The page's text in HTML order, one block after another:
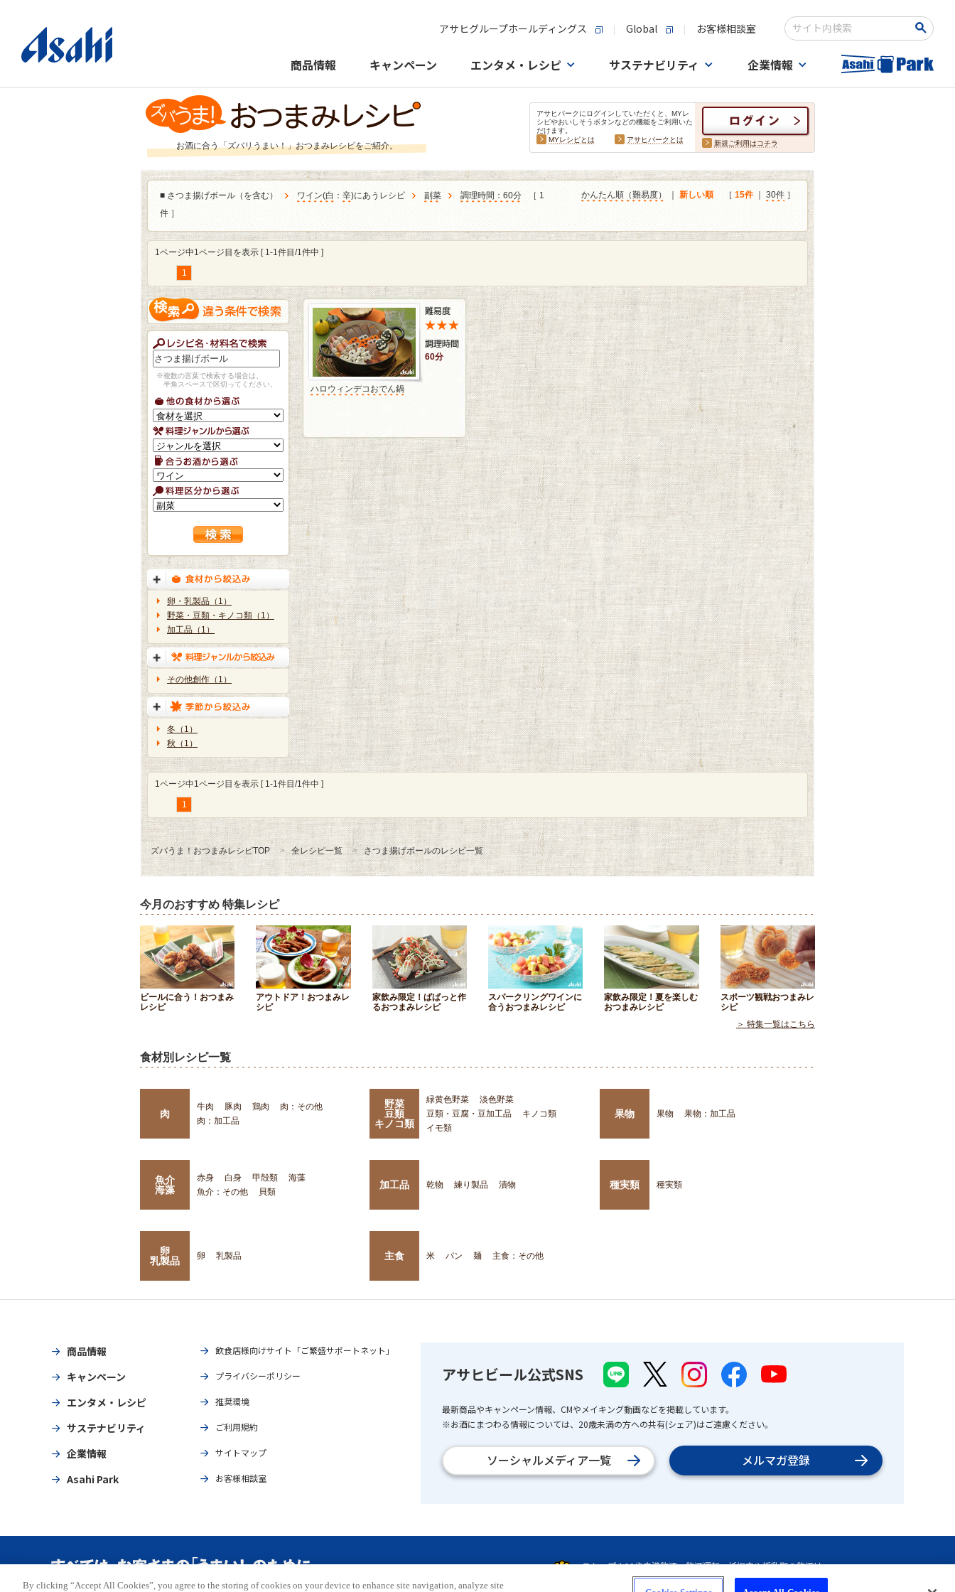
アサヒグループホールディングス Global お客様相談室
検索キーワード入力
商品情報 キャンペーン エンタメ・レシピ サステナビリティ 企業情報
お酒に合う「ズバリうまい！」おつまみレシピをご紹介。
アサヒパークにログインしていただくと、MYレ
シピやおいしそうボタンなどの機能をご利用いた
だけます。
MYレシピとは
アサヒパークとは 新規ご利用はコチラ
■ さつま揚げボール（を含む） ワイン(白 ： 辛)にあうレシピ 副菜 調理時間：60分
［ 1
件 ］
かんたん順（難易度） 新しい順 ［ 15件｜ 30件 ］
1ページ中1ページ目を表示 [ 1-1件目/1件中 ]
1
※複数の言葉で検索する場合は、
半角スペースで区切ってください。
卵・乳製品（1）
野菜・豆類・キノコ類（1）
加工品（1）
その他創作（1）
冬（1）
秋（1）
60分
ハロウィンデコおでん鍋
1ページ中1ページ目を表示 [ 1-1件目/1件中 ]
1
ズバうま！おつまみレシピTOP 全レシピ一覧 さつま揚げボールのレシピ一覧
今月のおすすめ 特集レシピ
ビールに合う！おつまみ
レシピ
アウトドア！おつまみレ
シピ
家飲み限定！ぱぱっと作
るおつまみレシピ
スパークリングワインに
合うおつまみレシピ
家飲み限定！夏を楽しむ
おつまみレシピ
スポーツ観戦おつまみレ
シピ
＞ 特集一覧はこちら
食材別レシピ一覧
肉
牛肉 豚肉 鶏肉
肉：その他
肉：加工品
野菜
豆類
キノコ類
緑黄色野菜
淡色野菜
豆類・豆腐・豆加工品
キノコ類
イモ類
果物 果物 果物：加工品
魚介
海藻
赤身 白身 甲殻類
海藻
魚介：その他
貝類
加工品 乾物 練り製品 漬物 種実類 種実類
卵
乳製品
卵 乳製品 主食 米 パン 麺 主食：その他
商品情報
キャンペーン
エンタメ・レシピ
サステナビリティ
企業情報
Asahi Park
飲食店様向けサイト「ご繁盛サポートネット」
プライバシーポリシー
推奨環境
ご利用規約
サイトマップ
お客様相談室
アサヒビール公式SNS
最新商品やキャンペーン情報、CMやメイキング動画などを掲載しています。
※お酒にまつわる情報については、20歳未満の方への共有(シェア)はご遠慮ください。
ソーシャルメディア一覧 メルマガ登録
By clicking “Accept All Cookies”, you agree to the storing of cookies on your device to enhance site navigation, analyze site